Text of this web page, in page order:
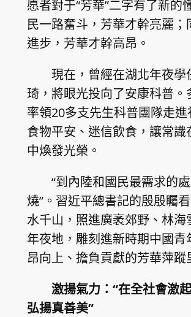
愿者對于“芳華”二字有了新的
民一路奮斗，芳華才幹亮麗；
進步，芳華才幹高昂。
現在，曾經在湖北年夜學
琦，將眼光投向了安康科普。
率領20多支先生科普團隊走
食物平安、迷信飲食，讓常識
中煥發光榮。
“到內陸和國民最需求的
燒”。習近平總書記的殷殷矚
水千山，照進廣袤郊野、林海
年夜地，雕刻進新時期中國青
昂向上、擔負貢獻的芳華萍蹤
激揚氣力：“在全社會激
弘揚真善美”